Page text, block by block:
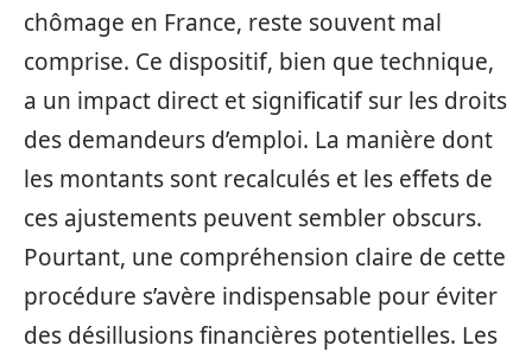
chômage en France, reste souvent mal
comprise. Ce dispositif, bien que technique,
a un impact direct et significatif sur les droits
des demandeurs d’emploi. La manière dont
les montants sont recalculés et les effets de
ces ajustements peuvent sembler obscurs.
Pourtant, une compréhension claire de cette
procédure s’avère indispensable pour éviter
des désillusions financières potentielles. Les